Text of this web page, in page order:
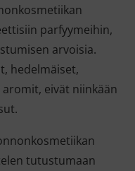
parfyymeihin,
arvoisia.
hedelmäiset,
eivät niinkään
tutustumaan